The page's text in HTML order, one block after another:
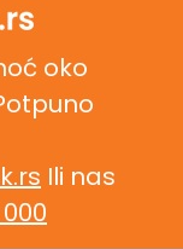
oko
Ili nas